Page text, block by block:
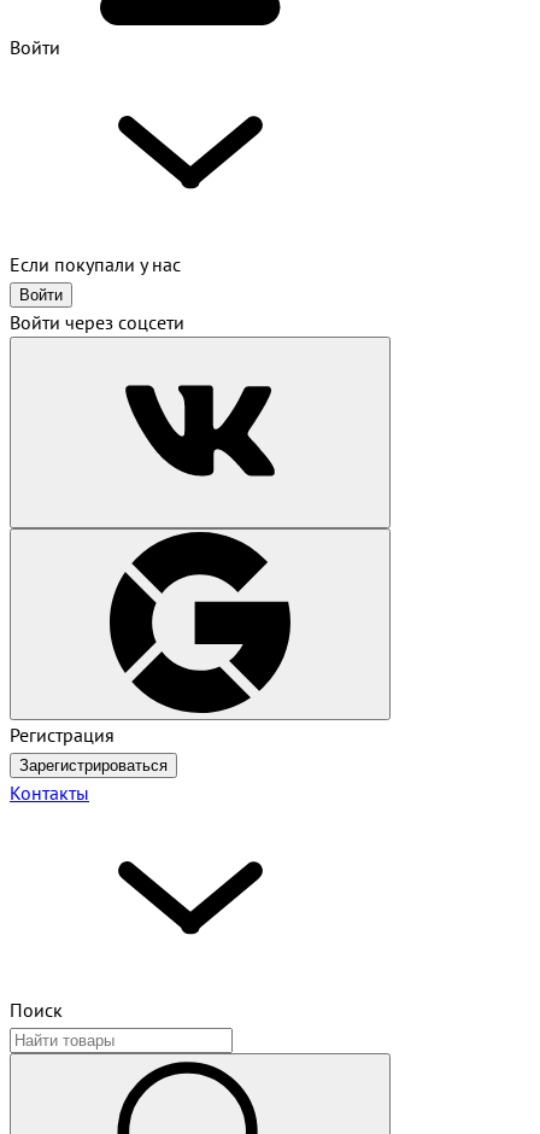
Войти
Если покупали у нас
Войти
Войти через соцсети
Регистрация
Зарегистрироваться
Контакты
Поиск